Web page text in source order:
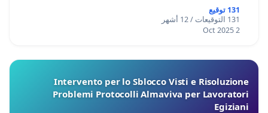
131 توقيع
131 التوقيعات / 12 أشهر
2 Oct 2025
Intervento per lo Sblocco Visti e Risoluzione
Problemi Protocolli Almaviva per Lavoratori
Egiziani